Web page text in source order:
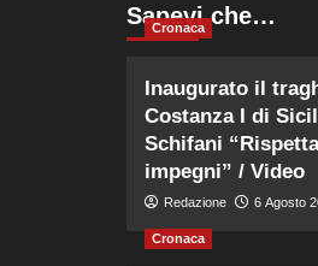
Sapevi che…
Cronaca
Inaugurato il
Costanza I di
Schifani
impegni” / Video
Redazione 6 Agosto
Cronaca